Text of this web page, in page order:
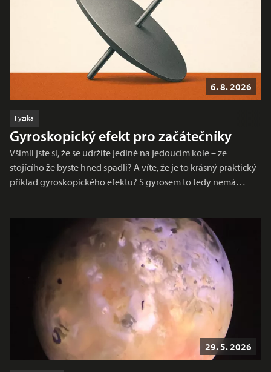
6. 8. 2026
Fyzika
Gyroskopický efekt pro začátečníky
Všimli jste si, že se udržíte jedině na jedoucím kole – ze
stojícího že byste hned spadli? A víte, že je to krásný praktický
příklad gyroskopického efektu? S gyrosem to tedy nemá…
29. 5. 2026